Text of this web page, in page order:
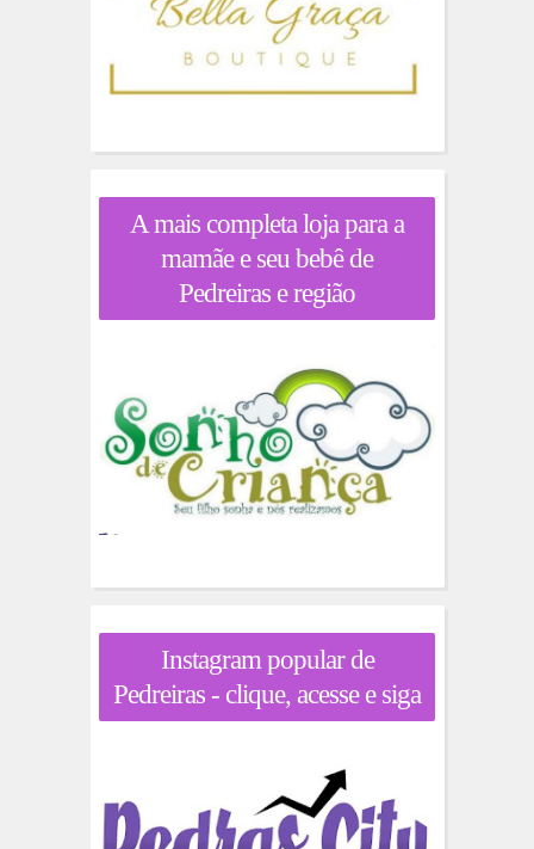
A mais completa loja para a
mamãe e seu bebê de
Pedreiras e região
Instagram popular de
Pedreiras - clique, acesse e siga